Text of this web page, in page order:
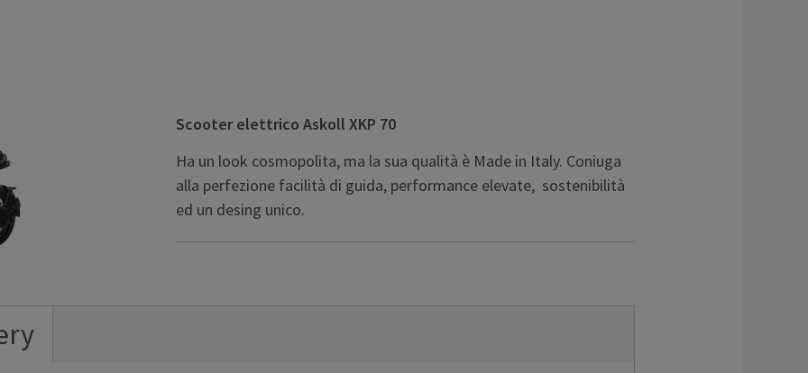
Scooter elettrico Askoll XKP 70
Ha un look cosmopolita, ma la sua qualità è Made in Italy. Coniuga
alla perfezione facilità di guida, performance elevate, sostenibilità
ed un desing unico.